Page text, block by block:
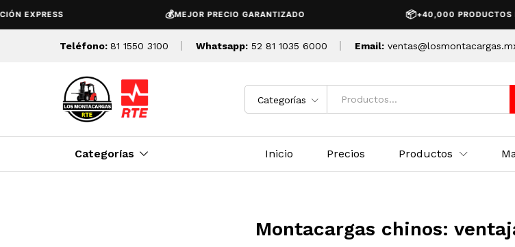
MEJOR PRECIO GARANTIZADO +40,000 PRODUCTOS EN
Teléfono: 81 1550 3100 Whatsapp: 52 81 1035 6000 Email:
Categorías
Categorías Inicio Precios Productos
Montacargas chinos: